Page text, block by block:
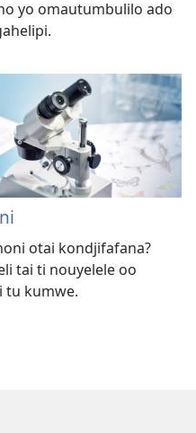
yo omautumbulilo ado
otai kondjifafana?
tai ti nouyelele oo
tu kumwe.